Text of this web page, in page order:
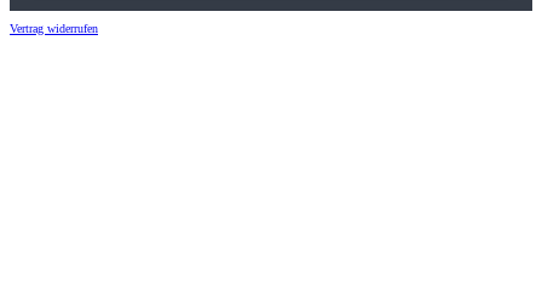
Vertrag widerrufen